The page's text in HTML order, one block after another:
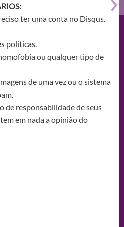
ter uma conta no Disqus.
políticas.
ou qualquer tipo de
de uma vez ou o sistema
de responsabilidade de seus
em nada a opinião do